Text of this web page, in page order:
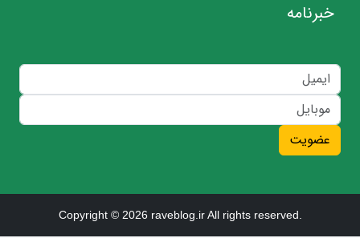
خبرنامه
عضویت
Copyright © 2026 raveblog.ir All rights reserved.